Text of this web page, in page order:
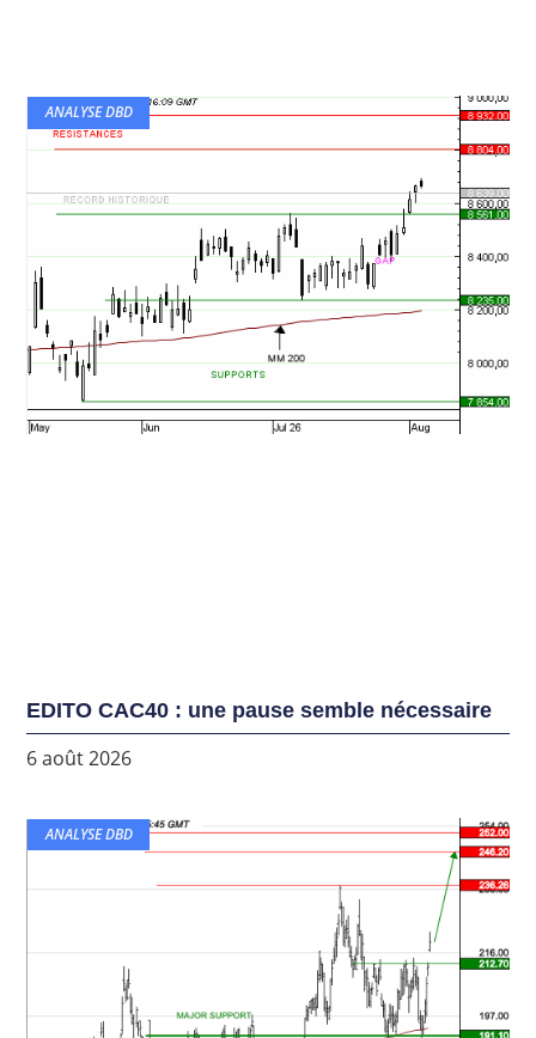
ANALYSE DBD
EDITO CAC40 : une pause semble nécessaire
6 août 2026
ANALYSE DBD